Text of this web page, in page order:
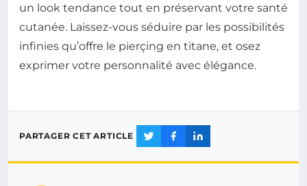
un look tendance tout en préservant votre santé
cutanée. Laissez-vous séduire par les possibilités
infinies qu’offre le pierçing en titane, et osez
exprimer votre personnalité avec élégance.
PARTAGER CET ARTICLE